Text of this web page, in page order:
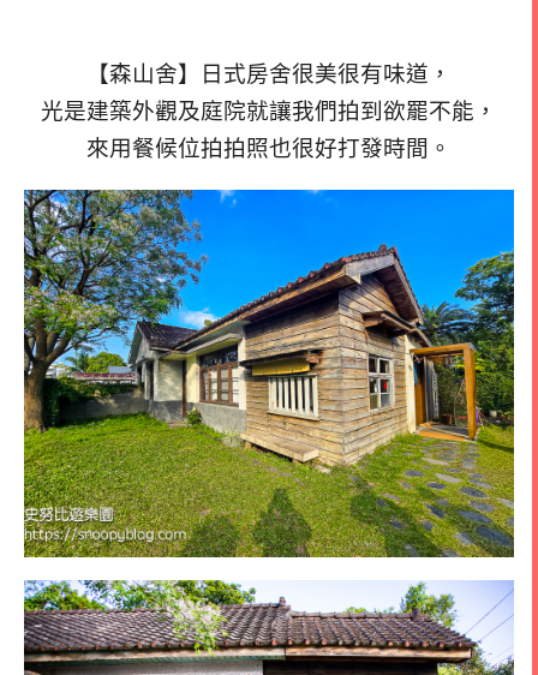
【森山舍】日式房舍很美很有味道，
光是建築外觀及庭院就讓我們拍到欲罷不能，
來用餐候位拍拍照也很好打發時間。